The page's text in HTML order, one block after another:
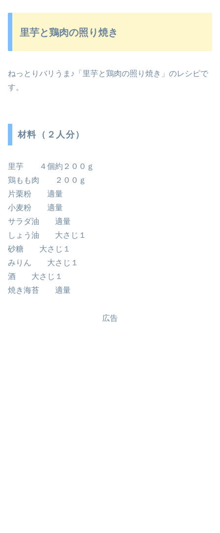
里芋と鶏肉の照り焼き
ねっとりバリうま♪「里芋と鶏肉の照り焼き」のレシピで
す。
材料（２人分）
里芋 ４個約２００ｇ
鶏もも肉 ２００ｇ
片栗粉 適量
小麦粉 適量
サラダ油 適量
しょう油 大さじ１
砂糖 大さじ１
みりん 大さじ１
酒 大さじ１
焼き海苔 適量
広告